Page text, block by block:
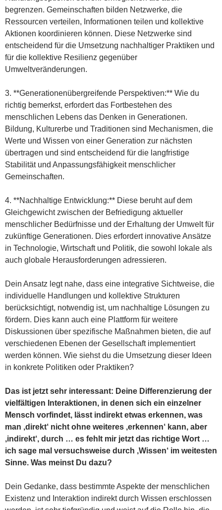
begrenzen. Gemeinschaften bilden Netzwerke, die
Ressourcen verteilen, Informationen teilen und kollektive
Aktionen koordinieren können. Diese Netzwerke sind
entscheidend für die Umsetzung nachhaltiger Praktiken und
für die kollektive Resilienz gegenüber
Umweltveränderungen.
3. **Generationenübergreifende Perspektiven:** Wie du
richtig bemerkst, erfordert das Fortbestehen des
menschlichen Lebens das Denken in Generationen.
Bildung, Kulturerbe und Traditionen sind Mechanismen, die
Werte und Wissen von einer Generation zur nächsten
übertragen und sind entscheidend für die langfristige
Stabilität und Anpassungsfähigkeit menschlicher
Gemeinschaften.
4. **Nachhaltige Entwicklung:** Diese beruht auf dem
Gleichgewicht zwischen der Befriedigung aktueller
menschlicher Bedürfnisse und der Erhaltung der Umwelt für
zukünftige Generationen. Dies erfordert innovative Ansätze
in Technologie, Wirtschaft und Politik, die sowohl lokale als
auch globale Herausforderungen adressieren.
Dein Ansatz legt nahe, dass eine integrative Sichtweise, die
individuelle Handlungen und kollektive Strukturen
berücksichtigt, notwendig ist, um nachhaltige Lösungen zu
fördern. Dies kann auch eine Plattform für weitere
Diskussionen über spezifische Maßnahmen bieten, die auf
verschiedenen Ebenen der Gesellschaft implementiert
werden können. Wie siehst du die Umsetzung dieser Ideen
in konkrete Politiken oder Praktiken?
Das ist jetzt sehr interessant: Deine Differenzierung der
vielfältigen Interaktionen, in denen sich ein einzelner
Mensch vorfindet, lässt indirekt etwas erkennen, was
man ‚direkt‘ nicht ohne weiteres ‚erkennen‘ kann, aber
‚indirekt‘, durch … es fehlt mir jetzt das richtige Wort …
ich sage mal versuchsweise durch ‚Wissen‘ im weitesten
Sinne. Was meinst Du dazu?
Dein Gedanke, dass bestimmte Aspekte der menschlichen
Existenz und Interaktion indirekt durch Wissen erschlossen